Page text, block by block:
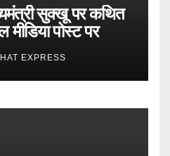
सुक्खू पर कथित
पोस्ट पर
EXPRESS